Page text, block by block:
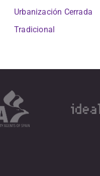
Urbanización Cerrada
Tradicional